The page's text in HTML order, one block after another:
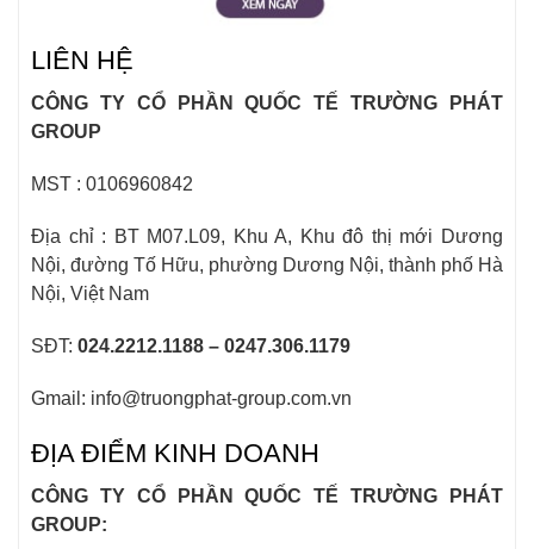
LIÊN HỆ
CÔNG TY CỔ PHẦN QUỐC TẾ TRƯỜNG PHÁT
GROUP
MST : 0106960842
Địa chỉ : BT M07.L09, Khu A, Khu đô thị mới Dương
Nội, đường Tố Hữu, phường Dương Nội, thành phố Hà
Nội, Việt Nam
SĐT: 024.2212.1188 – 0247.306.1179
Gmail: info@truongphat-group.com.vn
ĐỊA ĐIỂM KINH DOANH
CÔNG TY CỔ PHẦN QUỐC TẾ TRƯỜNG PHÁT
GROUP: